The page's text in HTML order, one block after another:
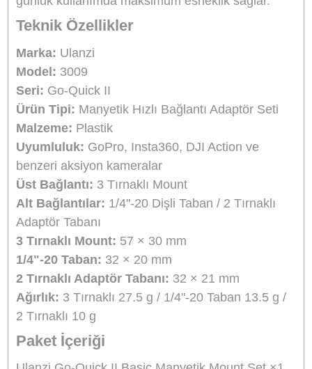
geniş uyumluluk sunan yapı, farklı
sorunsuz kullanım imkânı sağlar.
Set içerisinde yer alan 3 tırnaklı montaj
aksiyon kameralarının standart
sistemleriyle uyumludur ve üst modül olarak
yapar. Bu parça, birlikte gelen farklı
seçenekleriyle birlikte kullanılarak çok yönlü
yapı oluşturur. 1/4"-20 dişli taban, tripod
profesyonel kamera ekipmanlarına
bağlantı imkânı sağlarken, 2 tırnaklı
tabanı ise selfie stick ve aksiyon
aksesuarları ile uyumluluk sunar. Bu sayede
bir set ile farklı çekim senaryolarına hızlıca
sağlayabilirsiniz.
Manyetik kilitleme sistemi, montaj
parçaların otomatik hizalanmasını
kullanım kolaylığı sunar. Ek olarak bulunan